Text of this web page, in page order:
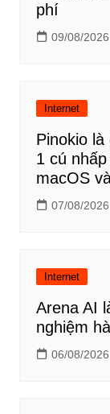
phí
09/08/2026
Internet
Pinokio
1 cú
macOS
07/08/2026
Internet
Arena AI
nghiệm
06/08/2026